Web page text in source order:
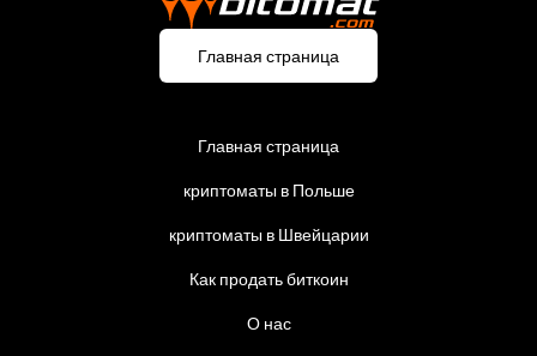
Главная страница
Главная страница
криптоматы в Польше
криптоматы в Швейцарии
Как продать биткоин
О нас